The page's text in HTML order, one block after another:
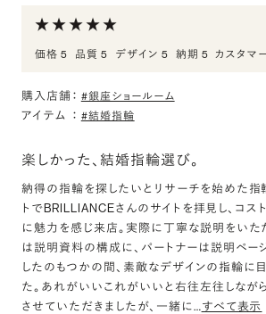
プロポーズ用で購入決めました
いろんなところ探してオーダーメイドと言わ
PT950 4ポイントセッティング
評価:
プロポーズ用で購入決めました
いろんなところ探してオーダーメイドと言わ
いただいて購入を決めました
価格 5 品質 5 デザイン 5 納期 5 カスタマ
購入店舗： #銀座ショールーム
アイテム ： #結婚指輪
楽しかった、結婚指輪選び。
納得の指輪を探したいとリサーチを始めた指
トでBRILLIANCEさんのサイトを拝見し、コス
に魅力を感じ来店。実際に丁寧な説明をいた
は説明資料の構成に、パートナーは説明ペー
したのもつかの間、素敵なデザインの指輪に
た。あれがいいこれがいいと右往左往しなが
させていただきましたが、一緒に…すべて表示